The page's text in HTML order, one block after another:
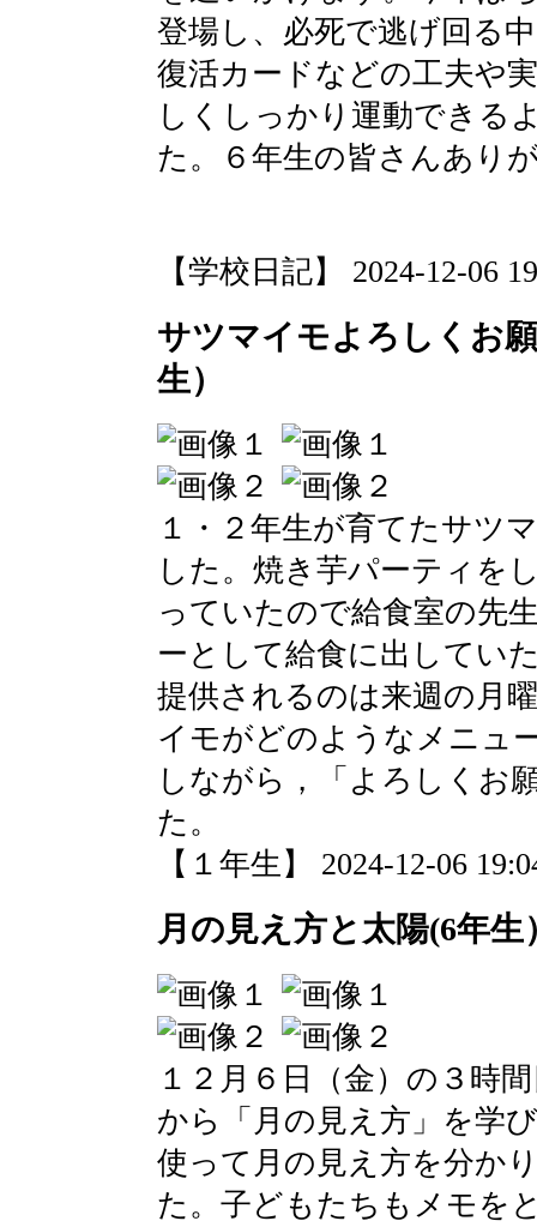
登場し、必死で逃げ回る
復活カードなどの工夫や
しくしっかり運動できる
た。６年生の皆さんあり
【学校日記】 2024-12-06
サツマイモよろしくお
生）
１・２年生が育てたサツ
した。焼き芋パーティを
っていたので給食室の先
ーとして給食に出してい
提供されるのは来週の月
イモがどのようなメニュ
しながら，「よろしくお
た。
【１年生】 2024-12-06
月の見え方と太陽(6年生
１２月６日（金）の３時
から「月の見え方」を学
使って月の見え方を分か
た。子どもたちもメモを